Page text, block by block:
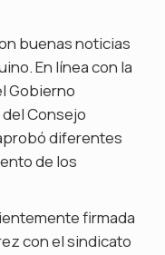
buenas noticias
En línea con la
Gobierno
Consejo
diferentes
de los
firmada
con el sindicato